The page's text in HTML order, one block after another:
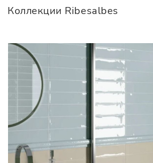
Коллекции Ribesalbes